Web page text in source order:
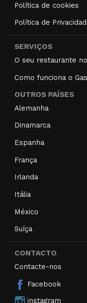
Política de cookies
Política de
SERVIÇOS
O seu restaurante
Como funciona o
OUTROS PAÍSES
Alemanha
Dinamarca
Espanha
França
Irlanda
Itália
México
Suíça
CONTACTO
Contacte-nos
Facebook
instagram